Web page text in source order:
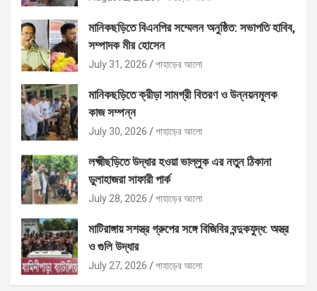
মানিকছড়িতে বিএনপির সম্মেলন অনুষ্ঠিত: সভাপতি হাবিব,
সম্পাদক মীর হোসেন
July 31, 2026 পাহাড়ের আলো
মানিকছড়িতে ক্রীড়া সামগ্রী বিতরণ ও উন্নয়নমূলক
কাজ সম্পন্ন
July 30, 2026 পাহাড়ের আলো
লক্ষ্মীছড়িতে উদ্ধার হওয়া ভাল্লুক এর নতুন ঠিকানা
ডুলাহাজরা সাফারী পার্ক
July 28, 2026 পাহাড়ের আলো
মাটিরাঙ্গায় সশস্ত্র গ্রুপের সঙ্গে বিজিবির বন্দুকযুদ্ধ: অস্ত্র
ও গুলি উদ্ধার
July 27, 2026 পাহাড়ের আলো